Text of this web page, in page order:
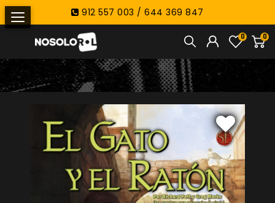
912 557 003 / 644 369 847
0
0